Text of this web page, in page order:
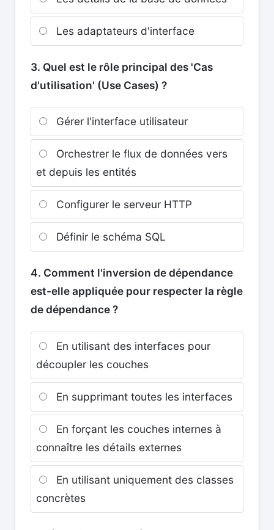
Les adaptateurs d'interface
3. Quel est le rôle principal des 'Cas
d'utilisation' (Use Cases) ?
Gérer l'interface utilisateur
Orchestrer le flux de données vers
et depuis les entités
Configurer le serveur HTTP
Définir le schéma SQL
4. Comment l'inversion de dépendance
est-elle appliquée pour respecter la règle
de dépendance ?
En utilisant des interfaces pour
découpler les couches
En supprimant toutes les interfaces
En forçant les couches internes à
connaître les détails externes
En utilisant uniquement des classes
concrètes